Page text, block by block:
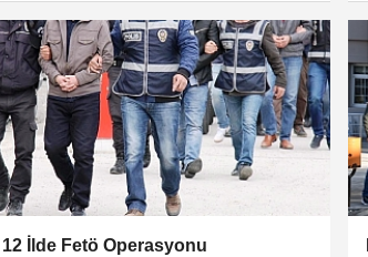
12 İlde Fetö Operasyonu